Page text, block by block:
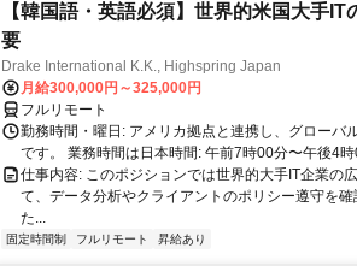
【韓国語・英語必須】世界的米国大手
要
Drake International K.K., Highspring Japan
月給300,000円～325,000円
フルリモート
勤務時間・曜日: アメリカ拠点と連携し、グローバ
です。 業務時間は日本時間: 午前7時00分〜午後4
仕事内容: このポジションでは世界的大手IT企業の
て、データ分析やクライアントのポリシー遵守を
た...
固定時間制 フルリモート 昇給あり